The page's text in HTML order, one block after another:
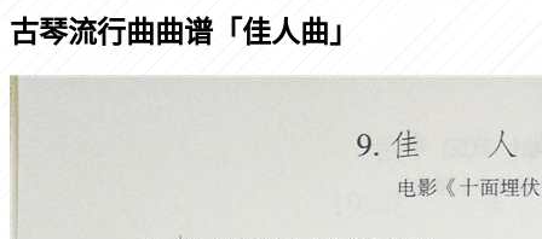
古琴流行曲曲谱「佳人曲」